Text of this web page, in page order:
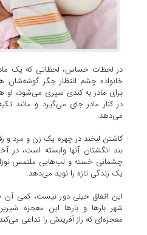
در لحظات حساس، لحظاتی که یک
خانواده چشم انتظار جگر گوشه‌شان
برای مادر به کندی سپری می‌شود،
در کنار مادر جای می‌گیرد و مانند
می‌دهد.
کاشتن لبخند در چهره یک زن و مرد و
بند انگشتان آنها وابسته است، در
چشمانی خسته و لب‌هایی ملتمس
یک زندگی تازه را نوید می‌دهد.
این اتفاق خیلی دور نیست، کمی آن
شهر بارها و بارها این معجزه
معجزه‌ای که راز آفرینش را تداعی